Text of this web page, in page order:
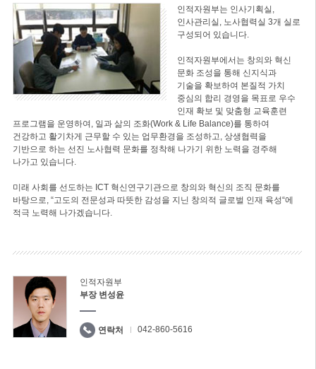
인적자원부는 인사기획실,
인사관리실, 노사협력실 3개 실로
구성되어 있습니다.
인적자원부에서는 창의와 혁신
문화 조성을 통해 신지식과
기술을 확보하여 본질적 가치
중심의 합리 경영을 목표로 우수
인재 확보 및 맞춤형 교육훈련
프로그램을 운영하여, 일과 삶의 조화(Work & Life Balance)를 통하여
건강하고 활기차게 근무할 수 있는 업무환경을 조성하고, 상생협력을
기반으로 하는 선진 노사협력 문화를 정착해 나가기 위한 노력을 경주해
나가고 있습니다.
미래 사회를 선도하는 ICT 혁신연구기관으로 창의와 혁신의 조직 문화를
바탕으로, “고도의 전문성과 따뜻한 감성을 지닌 창의적 글로벌 인재 육성“에
적극 노력해 나가겠습니다.
인적자원부
부장 변성윤
연락처 042-860-5616